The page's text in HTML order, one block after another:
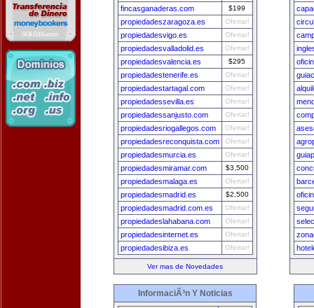
fincasganaderas.com $199
propiedadeszaragoza.es Ofertar!
propiedadesvigo.es Ofertar!
propiedadesvalladolid.es Ofertar!
propiedadesvalencia.es $295
propiedadestenerife.es Ofertar!
propiedadestartagal.com Ofertar!
propiedadessevilla.es Ofertar!
propiedadessanjusto.com Ofertar!
propiedadesriogallegos.com Ofertar!
propiedadesreconquista.com Ofertar!
propiedadesmurcia.es Ofertar!
propiedadesmiramar.com $3,500
propiedadesmalaga.es Ofertar!
propiedadesmadrid.es $2,500
propiedadesmadrid.com.es Ofertar!
propiedadeslahabana.com Ofertar!
propiedadesinternet.es Ofertar!
propiedadesibiza.es Ofertar!
Ver mas de Novedades
InformaciÃ³n Y Noticias